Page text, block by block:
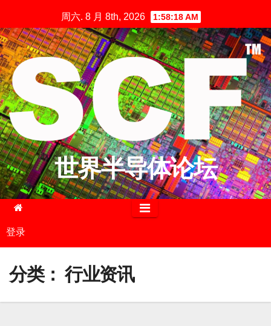
至
内
容
周六. 8 月 8th, 2026 1:58:19 AM
世界半导体论坛
登录
分类：行业资讯